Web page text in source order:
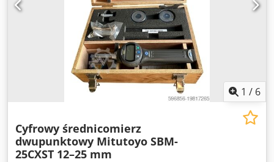
1 / 6
Cyfrowy średnicomierz
dwupunktowy Mitutoyo SBM-
25CXST 12–25 mm